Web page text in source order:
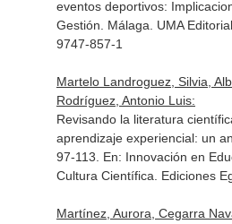
eventos deportivos:
Gestión . Málaga. UMA
9747-857-1
Martelo Landroguez, Silvia,
Rodríguez, Antonio Luis:
Revisando la literatura
aprendizaje experiencial: un
97-113. En: Innovación en
Cultura Científica . Ediciones
Martínez, Aurora, Cegarra